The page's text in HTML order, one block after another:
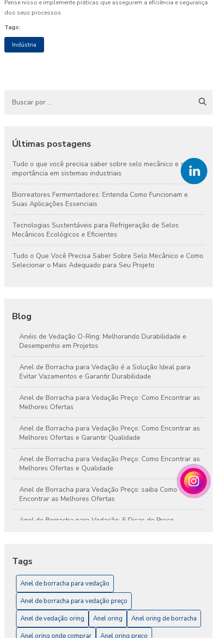
Pense nisso e implemente práticas que assegurem a eficiência e segurança
dos seus processos.
Tags:
Indústria
Últimas postagens
Tudo o que você precisa saber sobre selo mecânico e sua
importância em sistemas industriais
Biorreatores Fermentadores: Entenda Como Funcionam e
Suas Aplicações Essenciais
Tecnologias Sustentáveis para Refrigeração de Selos
Mecânicos Ecológicos e Eficientes
Tudo o Que Você Precisa Saber Sobre Selo Mecânico e Como
Selecionar o Mais Adequado para Seu Projeto
Blog
Anéis de Vedação O-Ring: Melhorando Durabilidade e
Desempenho em Projetos
Anel de Borracha para Vedação é a Solução Ideal para
Evitar Vazamentos e Garantir Durabilidade
Anel de Borracha para Vedação Preço: Como Encontrar as
Melhores Ofertas
Anel de Borracha para Vedação Preço: Como Encontrar as
Melhores Ofertas e Garantir Qualidade
Anel de Borracha para Vedação Preço: Como Encontrar as
Melhores Ofertas e Qualidade
Anel de Borracha para Vedação Preço: saiba Como
Encontrar as Melhores Ofertas
Anel de Borracha para Vedação: 5 Dicas de Preço
para Seu Projeto
Anel de Borracha para Vedação: O Guia Completo
Anel de Vedação O-Ring: A Solução Ideal para
Impermeabilização e Vedação
Tags
Anel de borracha para vedação
Anel de borracha para vedação preço
Anel de vedação oring
Anel oring
Anel oring de borracha
Anel oring onde comprar
Anel oring preço